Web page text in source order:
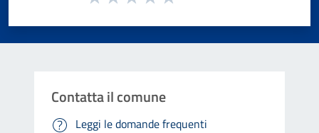
Contatta il comune
Leggi le domande frequenti